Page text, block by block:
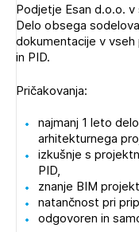
PRIJAVITE SE
POZABLJENO GESLO
REGISTRIRAJTE SE
Podjetje Esan d.o.o.
Delo obsega
dokumentacije v vseh
in PID.
Pričakovanja:
najmanj 1 leto
arhitekturnega
izkušnje s
PID,
znanje BIM
natančnost pri
odgovoren in
Mesečni novičnik
Tedenski
Dnevne